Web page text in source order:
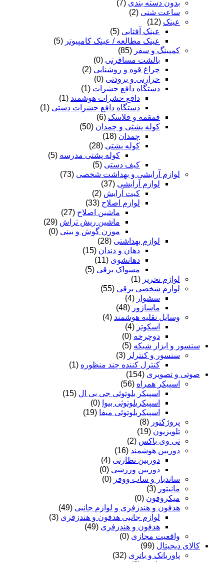
بدون دسته بندی (7)
ساعت شنی (2)
عینک (12)
عینک آفتابی (5)
عینک مطالعه / عینک کامپیوتر (5)
کمپینگ و سفر (85)
بالشت مسافرتی (0)
چراغ قوه و روشنایی (2)
حرارتی و برودتی (0)
دستگاه دافع حشرات (1)
دافع حشرات هوشمند (1)
دستگاه دافع حشرات دستی (1)
قمقمه و فلاسک (6)
کوله پشتی و چمدان (50)
چمدان (18)
کوله پشتی (28)
کوله پشتی مدرسه (5)
کیف دستی (5)
لوازم آرایشی و بهداشت شخصی (73)
لوازم آرایشی (37)
کیت آرایش (2)
لوازم اصلاح (33)
ماشین اصلاح (27)
ماشین ریش تراش (29)
موزن گوش و بینی (0)
لوازم بهداشتی (28)
دهان و دندان (15)
دهانشوی (11)
مسواک برقی (5)
لوازم تحریر (1)
لوازم شخصی برقی (55)
سشوار (4)
ماساژور (48)
وسایل نقلیه هوشمند (4)
اسکوتر (4)
دوچرخه (0)
سنسور و ابزار شبکه (5)
سنسور و کنترلر (3)
کنترل کننده چند منظوره (1)
صوتی و تصویری (154)
اسپیکر همراه (56)
اسپیکر بلوتوثی جی بی ال (15)
اسپیکربلوتوثی بیوا (0)
اسپیکربلوتوثی میفا (19)
پروژکتور (8)
تلویزیون (19)
تی وی باکس (2)
دوربین هوشمند (16)
دوربین نظارتی (4)
دوربین ورزشی (0)
ساندبار و ساب ووفر (0)
مانیتور (3)
میکروفون (0)
هدفون و هندزفری و لوازم جانبی (49)
لوازم جانبی هدفون و هندزفری (3)
هدفون و هندزفری (49)
واقعیت مجازی (0)
کالای دیجیتال (99)
پاوربانک و باتری (32)